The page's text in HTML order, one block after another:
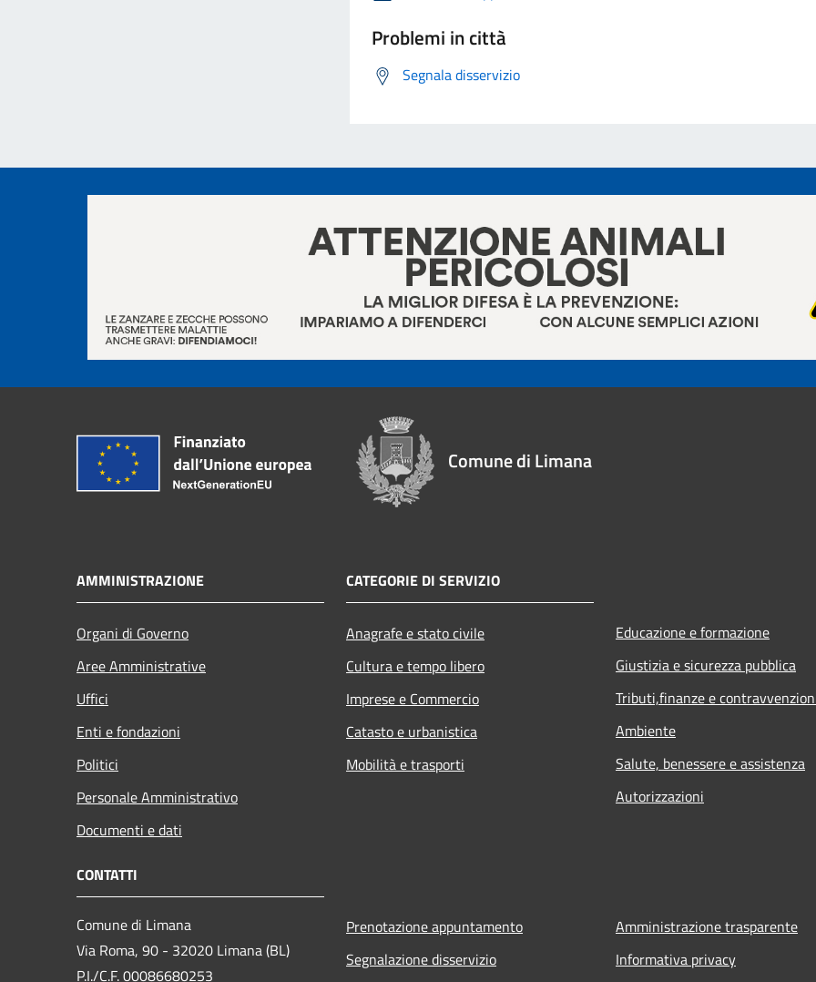
Problemi in città
Segnala disservizio
Comune di Limana
AMMINISTRAZIONE
Organi di Governo
Aree Amministrative
Uffici
Enti e fondazioni
Politici
Personale Amministrativo
Documenti e dati
CATEGORIE DI SERVIZIO
Anagrafe e stato civile
Cultura e tempo libero
Imprese e Commercio
Catasto e urbanistica
Mobilità e trasporti
Educazione e formazione
Giustizia e sicurezza pubblica
Tributi,finanze e
Ambiente
Salute, benessere e assistenza
Autorizzazioni
CONTATTI
Comune di Limana
Via Roma, 90 - 32020 Limana (BL)
P.I./C.F. 00086680253
Prenotazione appuntamento
Segnalazione disservizio
Amministrazione trasparente
Informativa privacy